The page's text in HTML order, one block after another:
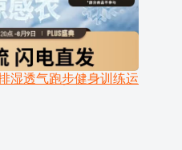
湿透气跑步健身训练运